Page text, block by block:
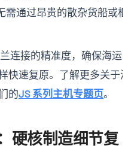
需通过昂贵的散杂货船或框
连接的精准度，确保海运
快速复原。了解更多关于
的JS 系列主机专题页。
硬核制造细节复